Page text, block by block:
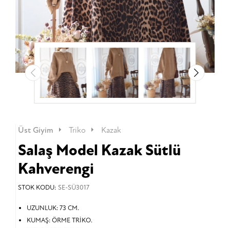
Üst Giyim Triko Kazak
Salaş Model Kazak Sütlü
Kahverengi
STOK KODU: SE-SÜ3017
UZUNLUK: 73 CM.
KUMAŞ: ÖRME TRİKO.